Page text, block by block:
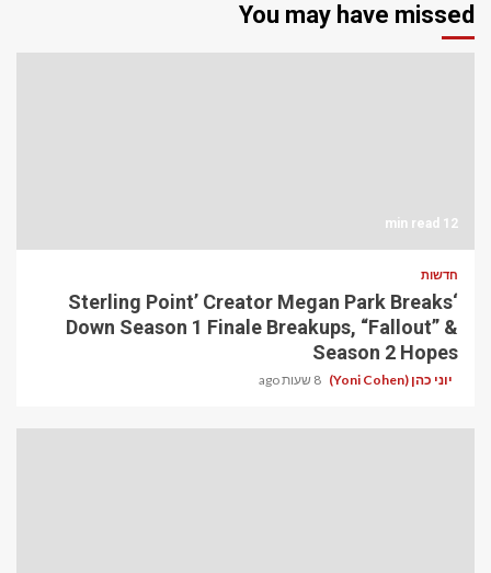
You may have missed
12 min read
חדשות
‘Sterling Point’ Creator Megan Park Breaks
Down Season 1 Finale Breakups, “Fallout” &
Season 2 Hopes
יוני כהן (Yoni Cohen) 8 שעות ago